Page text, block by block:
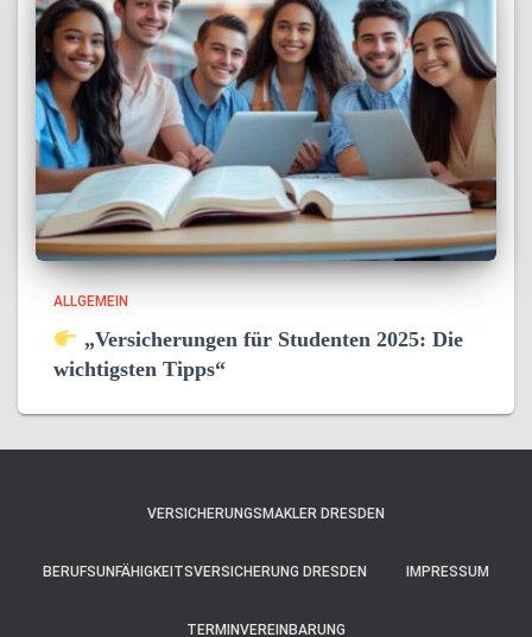
ALLGEMEIN
„Versicherungen für Studenten 2025: Die
wichtigsten Tipps“
VERSICHERUNGSMAKLER DRESDEN
BERUFSUNFÄHIGKEITSVERSICHERUNG DRESDEN IMPRESSUM
TERMINVEREINBARUNG